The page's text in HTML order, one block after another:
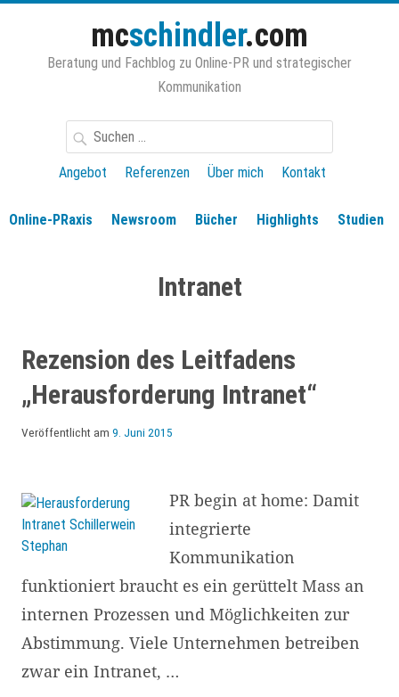
mcschindler.com
Beratung und Fachblog zu Online-PR und strategischer
Kommunikation
Suchen
nach:
Angebot
Referenzen Über mich Kontakt
Online-PRaxis Newsroom Bücher Highlights Studien
Intranet
Rezension des Leitfadens
„Herausforderung Intranet“
Veröffentlicht am 9. Juni 2015
PR begin at home: Damit
integrierte
Kommunikation
funktioniert braucht es ein gerüttelt Mass an
internen Prozessen und Möglichkeiten zur
Abstimmung. Viele Unternehmen betreiben
zwar ein Intranet, …